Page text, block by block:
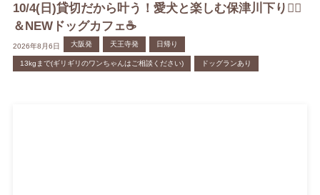
10/4(日)貸切だから叶う！愛犬と楽しむ保津川下り🚣‍♀️
＆NEWドッグカフェ☕️
2026年8月6日 大阪発 天王寺発 日帰り
13kgまで(ギリギリのワンちゃんはご相談ください) ドッグランあり